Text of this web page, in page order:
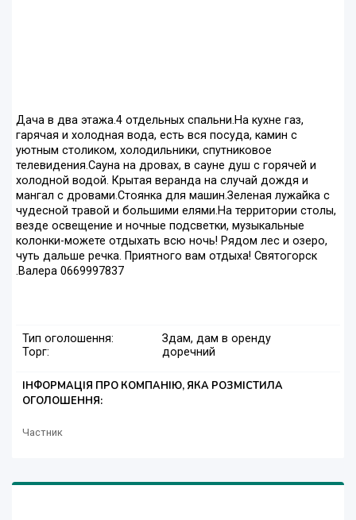
Дача в два этажа.4 отдельных спальни.На кухне газ,
гарячая и холодная вода, есть вся посуда, камин с
уютным столиком, холодильники, спутниковое
телевидения.Сауна на дровах, в сауне душ с горячей и
холодной водой. Крытая веранда на случай дождя и
мангал с дровами.Стоянка для машин.Зеленая лужайка с
чудесной травой и большими елями.На территории столы,
везде освещение и ночные подсветки, музыкальные
колонки-можете отдыхать всю ночь! Рядом лес и озеро,
чуть дальше речка. Приятного вам отдыха! Святогорск
.Валера 0669997837
Тип оголошення:
Здам, дам в оренду
Торг:
доречний
ІНФОРМАЦІЯ ПРО КОМПАНІЮ, ЯКА РОЗМІСТИЛА
ОГОЛОШЕННЯ:
Частник